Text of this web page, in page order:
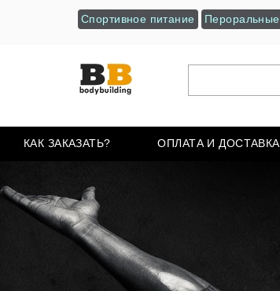
Спортивное питание Пероральные
КАК ЗАКАЗАТЬ? ОПЛАТА И ДОСТАВКА